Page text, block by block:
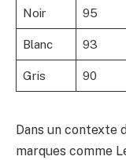
Noir 95
Blanc 93
Gris 90
Dans un contexte
marques comme